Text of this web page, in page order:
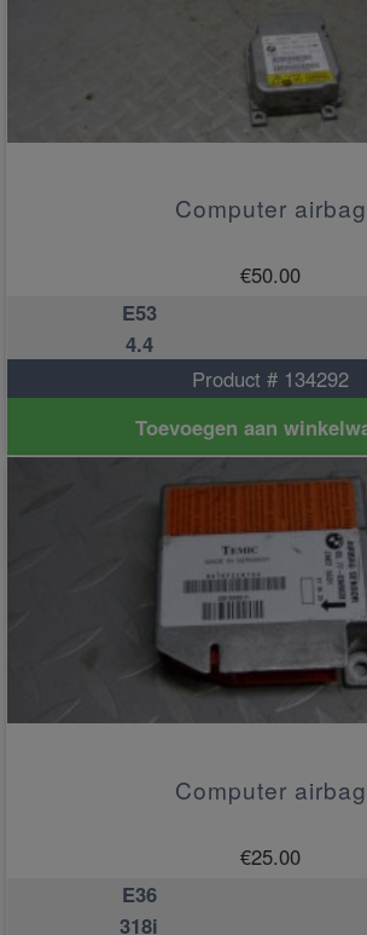
Computer airbag
€50.00
E53
4.4
Product # 134292
Toevoegen aan
Computer airbag
€25.00
E36
318i